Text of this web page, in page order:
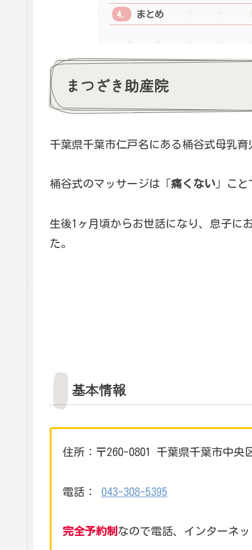
まとめ
まつざき助産院
千葉県千葉市仁戸名にある桶谷式母乳育
桶谷式のマッサージは「 痛くない 」こと
生後1ヶ月頃からお世話になり、息子に
た。
基本情報
住所：〒260-0801 千葉県千葉市中央
電話： 043-308-5395
完全予約制 なので電話、インターネ